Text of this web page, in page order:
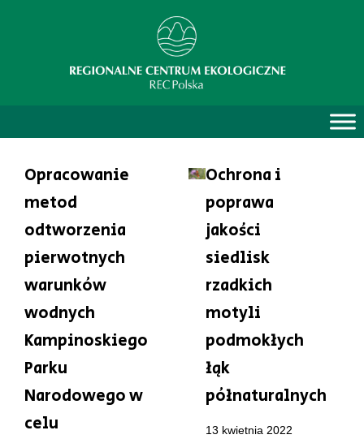
Opracowanie
metod
odtworzenia
pierwotnych
warunków
wodnych
Kampinoskiego
Parku
Narodowego w
celu
Ochrona i
poprawa
jakości
siedlisk
rzadkich
motyli
podmokłych
łąk
półnaturalnych
13 kwietnia 2022